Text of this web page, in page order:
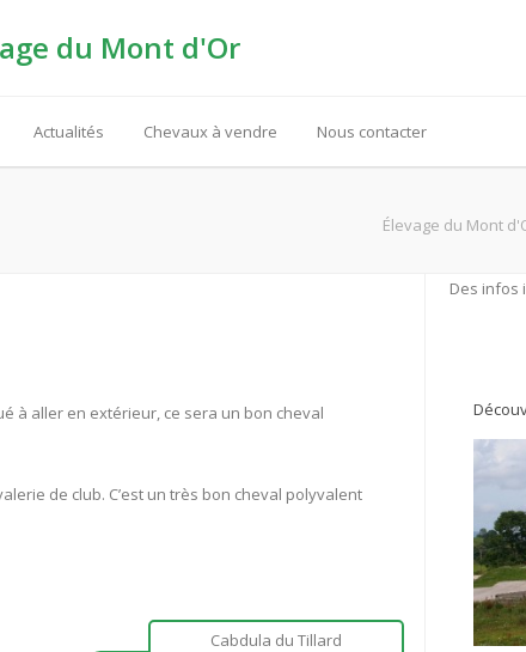
du Mont d'Or
Actualités Chevaux à vendre Nous contacter
Élevage du Mont
à aller en extérieur, ce sera un bon cheval
de club. C’est un très bon cheval polyvalent
Cabdula du Tillard
Des infos